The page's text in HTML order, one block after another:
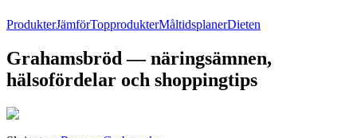
ProdukterJämförTopprodukterMåltidsplanerDieten
Grahamsbröd — näringsämnen,
hälsofördelar och shoppingtips